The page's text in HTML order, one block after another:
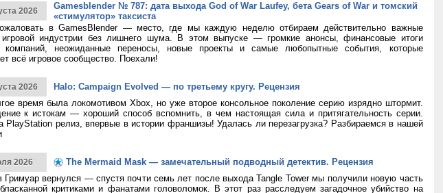
2026
Gamesblender № 787: дата выхода God of War Laufey, бета Gears of War и томский
«стимулятор» таксиста
в GamesBlender — место, где мы каждую неделю отбираем действительно важные
игровой индустрии без лишнего шума. В этом выпуске — громкие анонсы, финансовые итоги
компаний, неожиданные переносы, новые проекты и самые любопытные события, которые
всё игровое сообщество. Поехали!
2026
Halo: Campaign Evolved — по третьему кругу. Рецензия
время была локомотивом Xbox, но уже второе консольное поколение серию изрядно штормит.
к истокам — хороший способ вспомнить, в чем настоящая сила и притягательность серии.
PlayStation релиз, впервые в истории франшизы! Удалась ли перезагрузка? Разбираемся в нашей
2026
The Mermaid Mask — замечательный подводный детектив. Рецензия
Гримуар вернулся — спустя почти семь лет после выхода Tangle Tower мы получили новую часть
критиками и фанатами головоломок. В этот раз расследуем загадочное убийство на